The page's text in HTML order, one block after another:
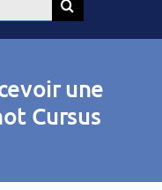
une
Cursus